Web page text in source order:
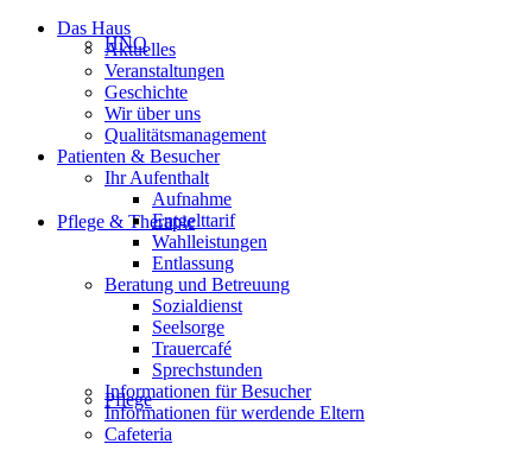
HNO
Pflege & Therapie
Pflege
Das Haus
Aktuelles
Veranstaltungen
Geschichte
Wir über uns
Qualitätsmanagement
Patienten & Besucher
Ihr Aufenthalt
Aufnahme
Entgelttarif
Wahlleistungen
Entlassung
Beratung und Betreuung
Sozialdienst
Seelsorge
Trauercafé
Sprechstunden
Informationen für Besucher
Informationen für werdende Eltern
Cafeteria